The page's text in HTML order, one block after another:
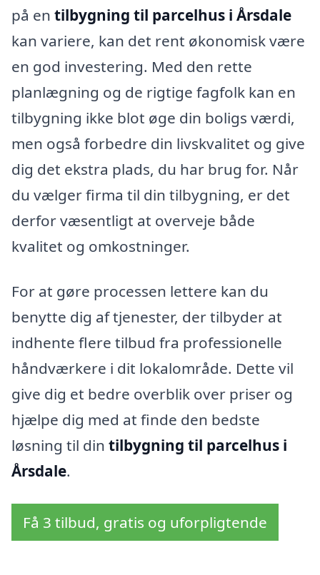
på en tilbygning til parcelhus i Årsdale
kan variere, kan det rent økonomisk være
en god investering. Med den rette
planlægning og de rigtige fagfolk kan en
tilbygning ikke blot øge din boligs værdi,
men også forbedre din livskvalitet og give
dig det ekstra plads, du har brug for. Når
du vælger firma til din tilbygning, er det
derfor væsentligt at overveje både
kvalitet og omkostninger.
For at gøre processen lettere kan du
benytte dig af tjenester, der tilbyder at
indhente flere tilbud fra professionelle
håndværkere i dit lokalområde. Dette vil
give dig et bedre overblik over priser og
hjælpe dig med at finde den bedste
løsning til din tilbygning til parcelhus i
Årsdale.
Få 3 tilbud, gratis og uforpligtende